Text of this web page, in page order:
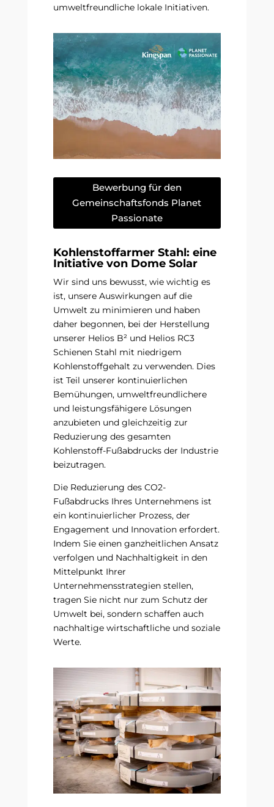
umweltfreundliche lokale Initiativen.
Bewerbung für den
Gemeinschaftsfonds Planet
Passionate
Kohlenstoffarmer Stahl: eine
Initiative von Dome Solar
Wir sind uns bewusst, wie wichtig es
ist, unsere Auswirkungen auf die
Umwelt zu minimieren und haben
daher begonnen, bei der Herstellung
unserer Helios B² und Helios RC3
Schienen Stahl mit niedrigem
Kohlenstoffgehalt zu verwenden. Dies
ist Teil unserer kontinuierlichen
Bemühungen, umweltfreundlichere
und leistungsfähigere Lösungen
anzubieten und gleichzeitig zur
Reduzierung des gesamten
Kohlenstoff-Fußabdrucks der Industrie
beizutragen.
Die Reduzierung des CO2-
Fußabdrucks Ihres Unternehmens ist
ein kontinuierlicher Prozess, der
Engagement und Innovation erfordert.
Indem Sie einen ganzheitlichen Ansatz
verfolgen und Nachhaltigkeit in den
Mittelpunkt Ihrer
Unternehmensstrategien stellen,
tragen Sie nicht nur zum Schutz der
Umwelt bei, sondern schaffen auch
nachhaltige wirtschaftliche und soziale
Werte.